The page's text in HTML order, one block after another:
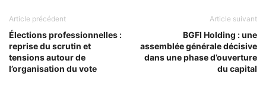
Article précédent
Élections professionnelles :
reprise du scrutin et
tensions autour de
l’organisation du vote
Article suivant
BGFI Holding : une
assemblée générale décisive
dans une phase d’ouverture
du capital